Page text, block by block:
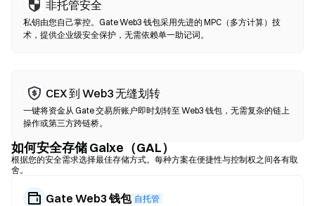
非托管安全
私钥由您自己掌控。Gate Web3 钱包采用先进的 MPC（多方计算）技
术，提供企业级安全保护，无需依赖单一助记词。
CEX 到 Web3 无缝划转
一键将资金从 Gate 交易所账户即时划转至 Web3 钱包，无需复杂的链上
操作或第三方跨链桥。
如何安全存储 Galxe（GAL）
根据您的安全需求选择最佳存储方式。每种方案在便捷性与控制权之间各有取
舍。
Gate Web3 钱包 自托管